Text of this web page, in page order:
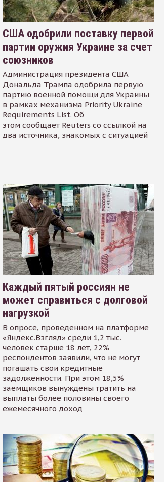
США одобрили поставку первой
партии оружия Украине за счет
союзников
Администрация президента США
Дональда Трампа одобрила первую
партию военной помощи для Украины
в рамках механизма Priority Ukraine
Requirements List. Об
этом сообщает Reuters со ссылкой на
два источника, знакомых с ситуацией
Каждый пятый россиян не
может справиться с долговой
нагрузкой
В опросе, проведенном на платформе
«Яндекс.Взгляд» среди 1,2 тыс.
человек старше 18 лет, 22%
респондентов заявили, что не могут
погашать свои кредитные
задолженности. При этом 18,5%
заемщиков вынуждены тратить на
выплаты более половины своего
ежемесячного доход